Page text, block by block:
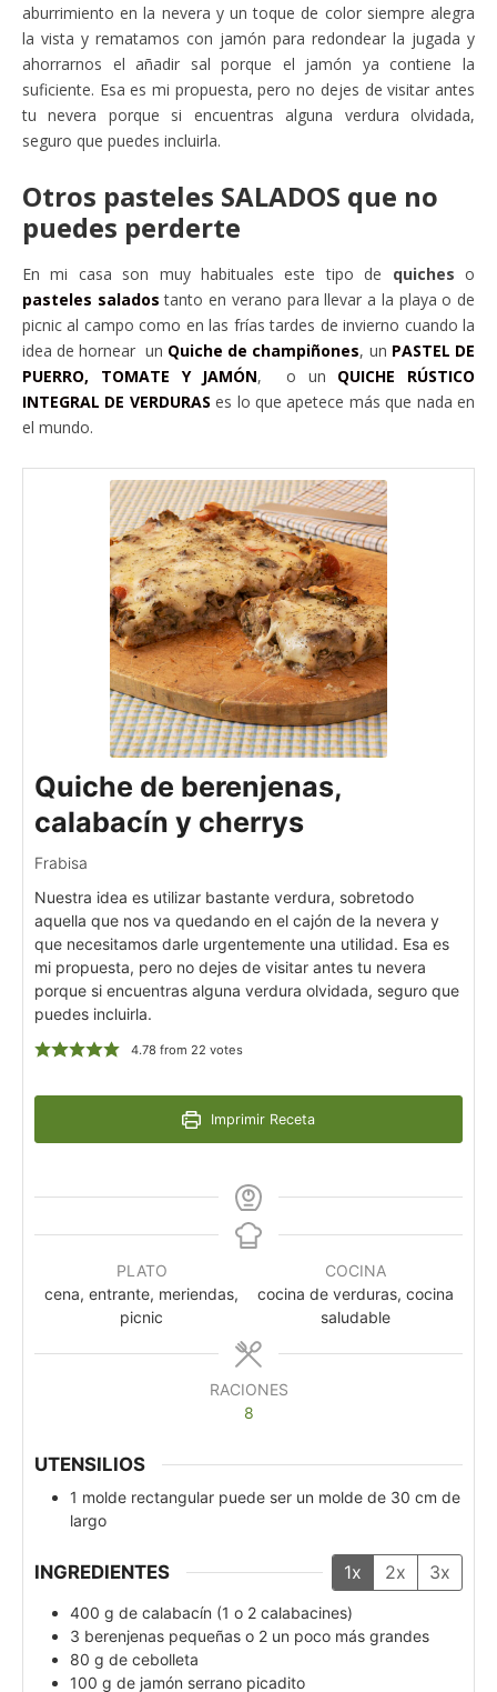
aburrimiento en la nevera y un toque de color siempre alegra
la vista y rematamos con jamón para redondear la jugada y
ahorrarnos el añadir sal porque el jamón ya contiene la
suficiente. Esa es mi propuesta, pero no dejes de visitar antes
tu nevera porque si encuentras alguna verdura olvidada,
seguro que puedes incluirla.
Otros pasteles SALADOS que no
puedes perderte
En mi casa son muy habituales este tipo de quiches o
pasteles salados tanto en verano para llevar a la playa o de
picnic al campo como en las frías tardes de invierno cuando la
idea de hornear un Quiche de champiñones, un PASTEL DE
PUERRO, TOMATE Y JAMÓN, o un QUICHE RÚSTICO
INTEGRAL DE VERDURAS es lo que apetece más que nada en
el mundo.
Quiche de berenjenas,
calabacín y cherrys
Frabisa
Nuestra idea es utilizar bastante verdura, sobretodo
aquella que nos va quedando en el cajón de la nevera y
que necesitamos darle urgentemente una utilidad. Esa es
mi propuesta, pero no dejes de visitar antes tu nevera
porque si encuentras alguna verdura olvidada, seguro que
puedes incluirla.
4.78 from 22 votes
Imprimir Receta
PLATO
cena, entrante, meriendas,
picnic
COCINA
cocina de verduras, cocina
saludable
RACIONES
8
UTENSILIOS
1 molde rectangular puede ser un molde de 30 cm de
largo
INGREDIENTES 1x 2x 3x
400 g de calabacín (1 o 2 calabacines)
3 berenjenas pequeñas o 2 un poco más grandes
80 g de cebolleta
100 g de jamón serrano picadito